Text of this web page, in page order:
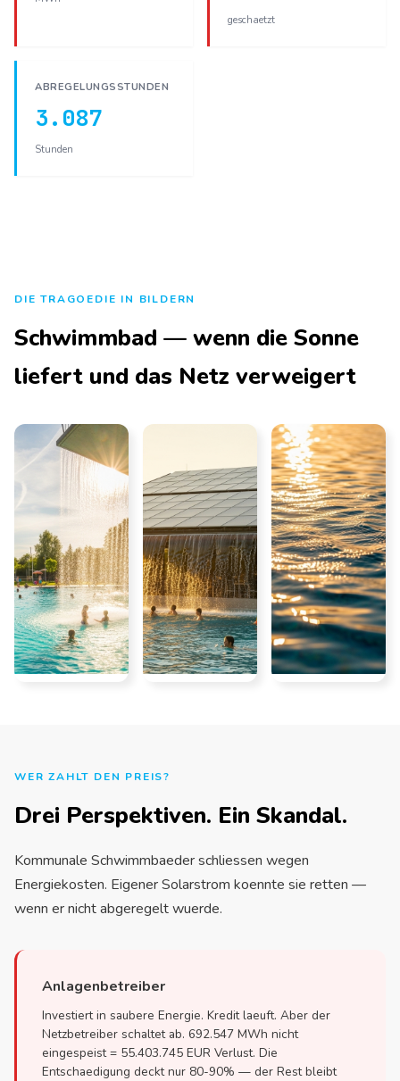
geschaetzt
ABREGELUNGSSTUNDEN
3.087
Stunden
DIE TRAGOEDIE IN BILDERN
Schwimmbad — wenn die Sonne
liefert und das Netz verweigert
WER ZAHLT DEN PREIS?
Drei Perspektiven. Ein Skandal.
Kommunale Schwimmbaeder schliessen wegen
Energiekosten. Eigener Solarstrom koennte sie retten —
wenn er nicht abgeregelt wuerde.
Anlagenbetreiber
Investiert in saubere Energie. Kredit laeuft. Aber der
Netzbetreiber schaltet ab. 692.547 MWh nicht
eingespeist = 55.403.745 EUR Verlust. Die
Entschaedigung deckt nur 80-90% — der Rest bleibt